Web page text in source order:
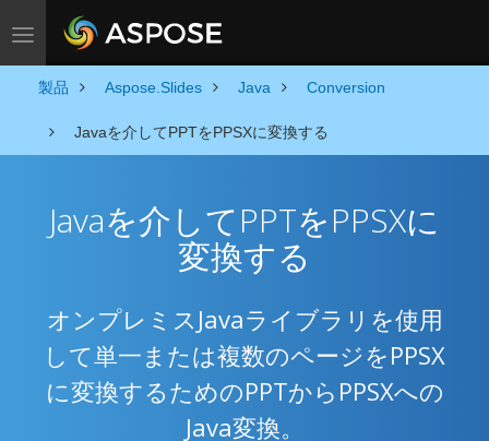
Toggle navigation
製品 Aspose.Slides Java Conversion
Javaを介してPPTをPPSXに変換する
Javaを介してPPTをPPSXに
変換する
オンプレミスJavaライブラリを使用
して単一または複数のページをPPSX
に変換するためのPPTからPPSXへの
Java変換。